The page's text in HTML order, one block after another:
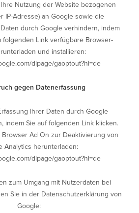
Nutzung der Website bezogenen
IP-Adresse) an Google sowie die
durch Google verhindern, indem
folgenden Link verfügbare Browser-
und installieren:
dlpage/gaoptout?hl=de
gegen Datenerfassung
Ihrer Daten durch Google
indem Sie auf folgenden Link klicken.
Ad On zur Deaktivierung von
Analytics herunterladen:
dlpage/gaoptout?hl=de
zum Umgang mit Nutzerdaten bei
Sie in der Datenschutzerklärung von
Google: